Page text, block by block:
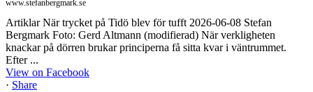
www.stefanbergmark.se
Artiklar När trycket på Tidö blev för tufft 2026-06-08 Stefan
Bergmark Foto: Gerd Altmann (modifierad) När verkligheten
knackar på dörren brukar principerna få sitta kvar i väntrummet.
Efter ...
View on Facebook
· Share